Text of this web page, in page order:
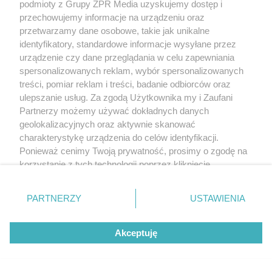
nowoczesna automatyka do bram
POPULARNE TEMATY
Skóra swędzi tylko
wieczorem? Ten
sygnał może
jelitach
podmioty z Grupy ZPR Media uzyskujemy dostęp i
przechowujemy informacje na urządzeniu oraz
przetwarzamy dane osobowe, takie jak unikalne
identyfikatory, standardowe informacje wysyłane przez
urządzenie czy dane przeglądania w celu zapewniania
spersonalizowanych reklam, wybór spersonalizowanych
treści, pomiar reklam i treści, badanie odbiorców oraz
ulepszanie usług. Za zgodą Użytkownika my i Zaufani
Partnerzy możemy używać dokładnych danych
geolokalizacyjnych oraz aktywnie skanować
charakterystykę urządzenia do celów identyfikacji.
Ponieważ cenimy Twoją prywatność, prosimy o zgodę na
korzystanie z tych technologii poprzez kliknięcie
zmienić/wycofać klikając przycisk ustawień prywatności
znajdujący się w lewym dolnym rogu strony
rodzaje przetwarzania danych nie wymagają zgody
użytkownika, ale masz prawo sprzeciwić się takiemu
przetwarzaniu. Preferencje będą miały zastosowanie tylko
PARTNERZY USTAWIENIA
Akceptuję